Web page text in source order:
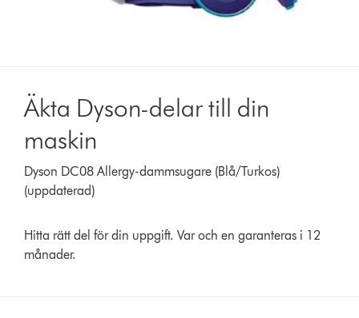
Äkta Dyson-delar till din
maskin
Dyson DC08 Allergy-dammsugare (Blå/Turkos)
(uppdaterad)
Hitta rätt del för din uppgift. Var och en garanteras i 12
månader.